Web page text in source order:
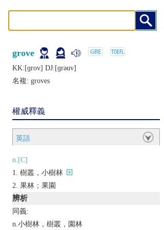
grove
KK:[ɡrov] DJ:[ɡrǝuv]
名複: groves
權威釋義
英語
n.[C]
樹叢，小樹林
果林；果園
辨析
同義:
n.小樹林，樹叢，園林